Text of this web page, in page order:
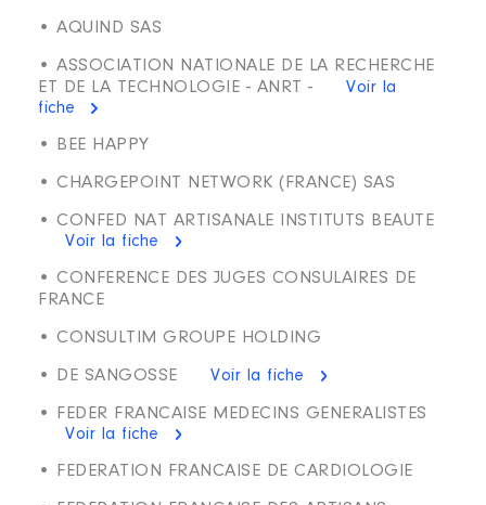
• AQUIND SAS
• ASSOCIATION NATIONALE DE LA RECHERCHE
ET DE LA TECHNOLOGIE - ANRT -
Voir la
fiche
• BEE HAPPY
• CHARGEPOINT NETWORK (FRANCE) SAS
• CONFED NAT ARTISANALE INSTITUTS BEAUTE
Voir la fiche
• CONFERENCE DES JUGES CONSULAIRES DE
FRANCE
• CONSULTIM GROUPE HOLDING
• DE SANGOSSE Voir la fiche
• FEDER FRANCAISE MEDECINS GENERALISTES
Voir la fiche
• FEDERATION FRANCAISE DE CARDIOLOGIE